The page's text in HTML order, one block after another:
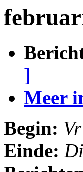
]
Meer
Begin:
Einde: